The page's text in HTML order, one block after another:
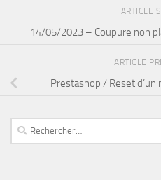
ARTICLE
14/05/2023 – Coupure non
ARTICLE
Prestashop / Reset
Rechercher :